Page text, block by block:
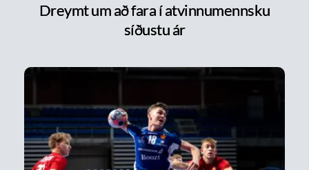
Dreymt um að fara í atvinnumennsku
síðustu ár